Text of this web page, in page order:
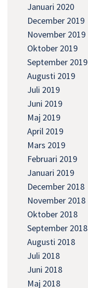
Januari 2020
December 2019
November 2019
Oktober 2019
September 2019
Augusti 2019
Juli 2019
Juni 2019
Maj 2019
April 2019
Mars 2019
Februari 2019
Januari 2019
December 2018
November 2018
Oktober 2018
September 2018
Augusti 2018
Juli 2018
Juni 2018
Maj 2018